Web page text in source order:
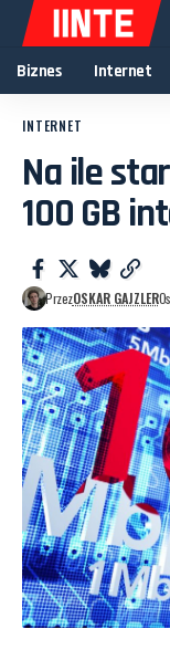
Biznes Internet
INTERNET
Na ile
100 GB
PrzezOSKAR GAJZLER